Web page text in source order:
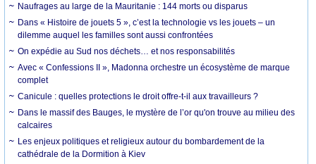
Naufrages au large de la Mauritanie : 144 morts ou disparus
Dans « Histoire de jouets 5 », c’est la technologie vs les jouets – un
dilemme auquel les familles sont aussi confrontées
On expédie au Sud nos déchets… et nos responsabilités
Avec « Confessions II », Madonna orchestre un écosystème de marque
complet
Canicule : quelles protections le droit offre-t-il aux travailleurs ?
Dans le massif des Bauges, le mystère de l’or qu'on trouve au milieu des
calcaires
Les enjeux politiques et religieux autour du bombardement de la
cathédrale de la Dormition à Kiev